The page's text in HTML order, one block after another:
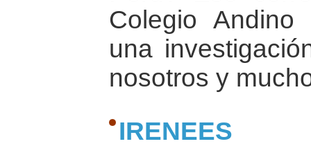
Colegio
una
nosotros y
IRENEES